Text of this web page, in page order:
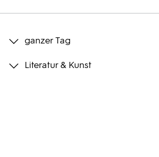
Bilder
ganzer Tag
Literatur & Kunst